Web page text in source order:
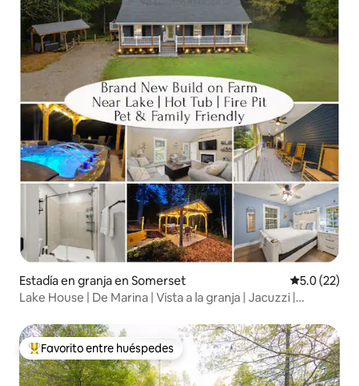
Estadía en granja en Somerset Calificación
5.0 (22)
Lake House | De Marina | Vista a la granja | Jacuzzi |
Favorito entre huéspedes preferido
Favorito entre huéspedes